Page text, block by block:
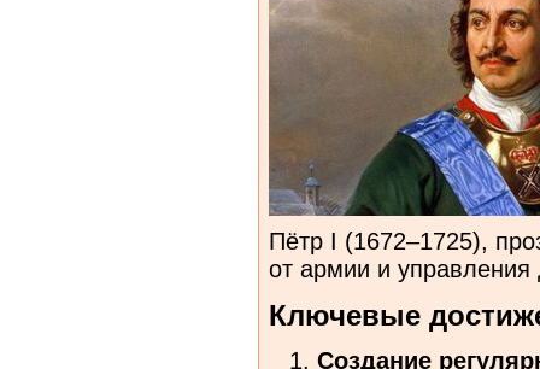
Пётр I (1672–1725),
от армии и управления
Ключевые
Создание